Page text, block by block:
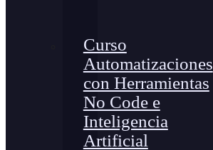
Curso
Automatizaciones
con Herramientas
No Code e
Inteligencia
Artificial